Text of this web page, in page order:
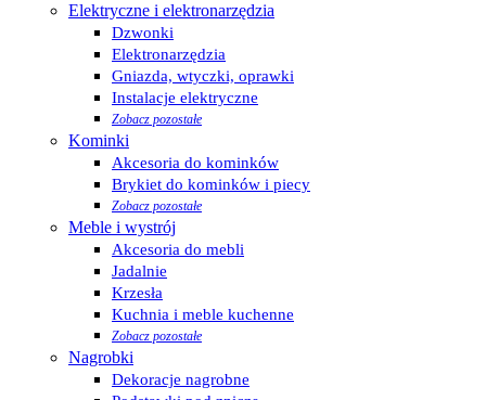
Elektryczne i elektronarzędzia
Dzwonki
Elektronarzędzia
Gniazda, wtyczki, oprawki
Instalacje elektryczne
Zobacz pozostałe
Kominki
Akcesoria do kominków
Brykiet do kominków i piecy
Zobacz pozostałe
Meble i wystrój
Akcesoria do mebli
Jadalnie
Krzesła
Kuchnia i meble kuchenne
Zobacz pozostałe
Nagrobki
Dekoracje nagrobne